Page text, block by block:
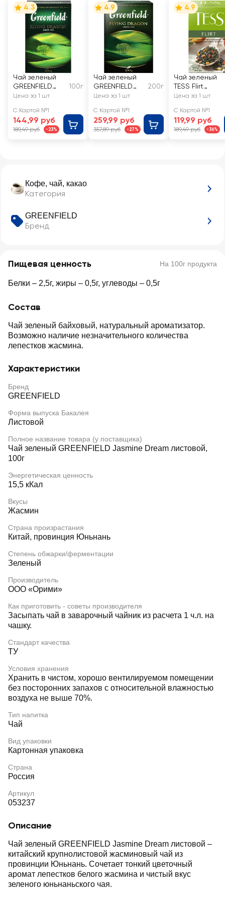
Кофе, чай, какао
Категория
GREENFIELD
Бренд
Пищевая ценность На 100г продукта
Белки – 2,5г, жиры – 0,5г, углеводы – 0,5г
Состав
Чай зеленый байховый, натуральный ароматизатор.
Возможно наличие незначительного количества
лепестков жасмина.
Характеристики
Бренд
GREENFIELD
Форма выпуска Бакалея
Листовой
Полное название товара (у поставщика)
Чай зеленый GREENFIELD Jasmine Dream листовой,
100г
Энергетическая ценность
15,5 кКал
Вкусы
Жасмин
Страна произрастания
Китай, провинция Юньнань
Степень обжарки/ферментации
Зеленый
Производитель
ООО «Орими»
Как приготовить - советы производителя
Засыпать чай в заварочный чайник из расчета 1 ч.л. на
чашку.
Стандарт качества
ТУ
Условия хранения
Хранить в чистом, хорошо вентилируемом помещении
без посторонних запахов с относительной влажностью
воздуха не выше 70%.
Тип напитка
Чай
Вид упаковки
Картонная упаковка
Страна
Россия
Артикул
053237
Описание
Чай зеленый GREENFIELD Jasmine Dream листовой –
китайский крупнолистовой жасминовый чай из
провинции Юньнань. Сочетает тонкий цветочный
аромат лепестков белого жасмина и чистый вкус
зеленого юньнаньского чая.
4.3
Чай зеленый
GREENFIELD
Flying Dragon
100г
Цена за 1 шт
С Картой №1
144,99 руб
189,49 руб -23%
4.9
Чай зеленый
GREENFIELD
Flying Dragon
200г
Цена за 1 шт
С Картой №1
259,99 руб
357,89 руб -27%
4.9
Чай зеленый
TESS Flirt
листовой
Цена за 1 шт
С Картой №1
119,99 руб
189,49 руб -36%